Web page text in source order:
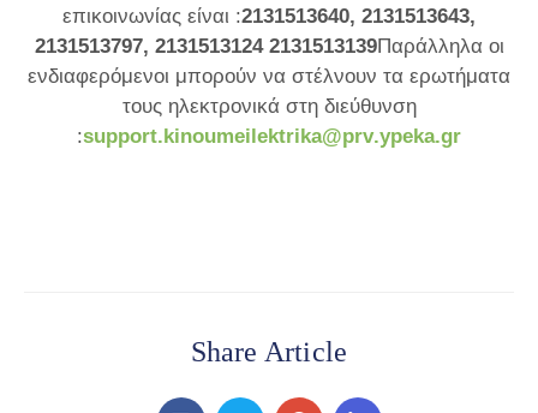
επικοινωνίας είναι :2131513640, 2131513643,
2131513797, 2131513124 2131513139Παράλληλα οι
ενδιαφερόμενοι μπορούν να στέλνουν τα ερωτήματα
τους ηλεκτρονικά στη διεύθυνση
:support.kinoumeilektrika@prv.ypeka.gr
Share Article